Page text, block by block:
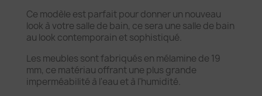
Ce modèle est parfait pour donner un nouveau
look à votre salle de bain, ce sera une salle de bain
au look contemporain et sophistiqué.
Les meubles sont fabriqués en mélamine de 19
mm, ce matériau offrant une plus grande
imperméabilité à l'eau et à l'humidité.